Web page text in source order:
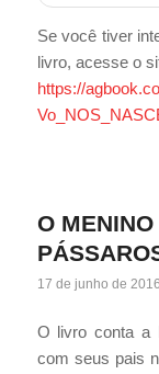
Se você tiver
livro, acesse o
https://
O
17 de junho de 2016
O livro conta a
com seus pais